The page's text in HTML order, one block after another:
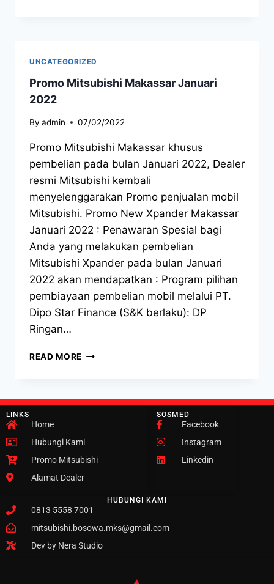
UNCATEGORIZED
Promo Mitsubishi Makassar Januari
2022
By admin 07/02/2022
Promo Mitsubishi Makassar khusus
pembelian pada bulan Januari 2022, Dealer
resmi Mitsubishi kembali
menyelenggarakan Promo penjualan mobil
Mitsubishi. Promo New Xpander Makassar
Januari 2022 : Penawaran Spesial bagi
Anda yang melakukan pembelian
Mitsubishi Xpander pada bulan Januari
2022 akan mendapatkan : Program pilihan
pembiayaan pembelian mobil melalui PT.
Dipo Star Finance (S&K berlaku): DP
Ringan…
READ MORE
LINKS
Home
Hubungi Kami
Promo Mitsubishi
Alamat Dealer
SOSMED
Facebook
Instagram
Linkedin
HUBUNGI KAMI
0813 5558 7001
mitsubishi.bosowa.mks@gmail.com
Dev by Nera Studio